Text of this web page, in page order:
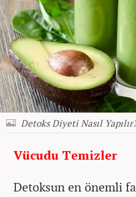
Detoks Diyeti Nasıl
Vücudu Temizler
Detoksun en önemli